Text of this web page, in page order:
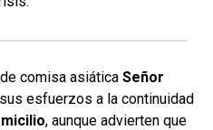
comisa asiática Señor
esfuerzos a la continuidad
, aunque advierten que